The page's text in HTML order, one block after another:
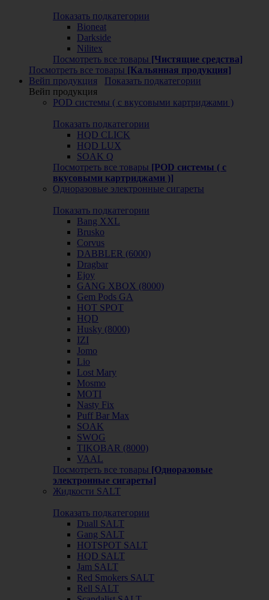
Показать подкатегории
Bioneat
Darkside
Nilitex
Посмотреть все товары [Чистящие средства]
Посмотреть все товары [Кальянная продукция]
Вейп продукция
Показать подкатегории
Вейп продукция
POD системы ( с вкусовыми картриджами )
Показать подкатегории
HQD CLICK
HQD LUX
SOAK Q
Посмотреть все товары [POD системы ( с
вкусовыми картриджами )]
Одноразовые электронные сигареты
Показать подкатегории
Bang XXL
Brusko
Corvus
DABBLER (6000)
Dragbar
Ejoy
GANG XBOX (8000)
Gem Pods GA
HOT SPOT
HQD
Husky (8000)
IZI
Jomo
Lio
Lost Mary
Mosmo
MOTI
Nasty Fix
Puff Bar Max
SOAK
SWOG
TIKOBAR (8000)
VAAL
Посмотреть все товары [Одноразовые
электронные сигареты]
Жидкости SALT
Показать подкатегории
Duall SALT
Gang SALT
HOTSPOT SALT
HQD SALT
Jam SALT
Red Smokers SALT
Rell SALT